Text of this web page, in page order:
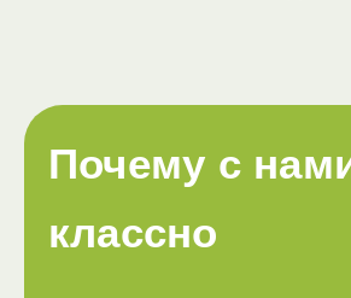
Почему с
классно